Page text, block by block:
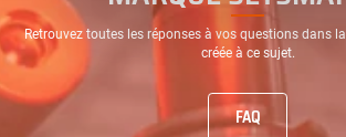
Retrouvez toutes les réponses à vos questions dans
créée à ce sujet.
FAQ